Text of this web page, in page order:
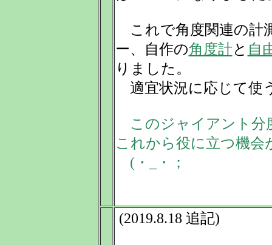
これで角度関連の計
ー、自作の角度計と 自
りました。
適宜状況に応じて使
このジャイアント分
これから役に立つ機会
(・_・；
(2019.8.18 追記)